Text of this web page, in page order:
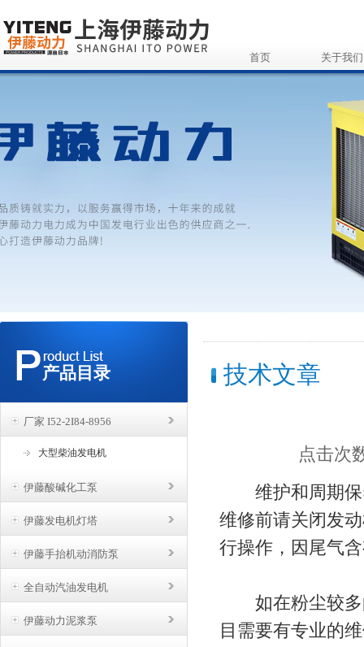
首页 关于我们
产品目录
厂家 I52-2I84-8956
大型柴油发电机
伊藤酸碱化工泵
伊藤发电机灯塔
伊藤手抬机动消防泵
全自动汽油发电机
伊藤动力泥浆泵
技术文章
点击次
维护和周期保
维修前请关闭发
行操作，因尾气
如在粉尘较多
目需要有专业的